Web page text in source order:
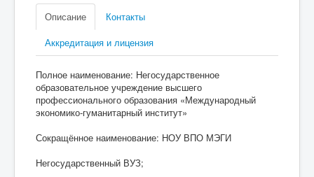
Описание
Контакты
Аккредитация и лицензия
Полное наименование: Негосударственное
образовательное учреждение высшего
профессионального образования «Международный
экономико-гуманитарный институт»
Сокращённое наименование: НОУ ВПО МЭГИ
Негосударственный ВУЗ;